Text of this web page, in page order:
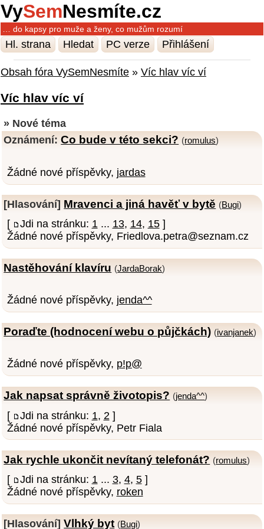
VySemNesmíte.cz
… do kapsy pro muže a ženy, co mužům rozumí
Hl. strana Hledat PC verze Přihlášení
Obsah fóra VySemNesmíte » Víc hlav víc ví
Víc hlav víc ví
» Nové téma
Oznámení: Co bude v této sekci? (romulus)
Žádné nové příspěvky, jardas
[Hlasování] Mravenci a jiná havěť v bytě (Bugi)
[ Jdi na stránku: 1... 13, 14, 15]
Žádné nové příspěvky, Friedlova.petra@seznam.cz
Nastěhování klavíru (JardaBorak)
Žádné nové příspěvky, jenda^^
Poraďte (hodnocení webu o půjčkách) (ivanjanek)
Žádné nové příspěvky, p!p@
Jak napsat správně životopis? (jenda^^)
[ Jdi na stránku: 1, 2 ]
Žádné nové příspěvky, Petr Fiala
Jak rychle ukončit nevítaný telefonát? (romulus)
[ Jdi na stránku: 1 ... 3, 4, 5]
Žádné nové příspěvky, roken
[Hlasování] Vlhký byt (Bugi)